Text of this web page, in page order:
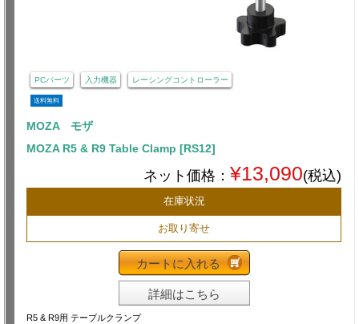
PCパーツ 入力機器 レーシングコントローラー
送料無料
MOZA モザ
MOZA R5 & R9 Table Clamp [RS12]
ネット価格： ¥13,090(税込)
在庫状況
お取り寄せ
カートに入れる
詳細はこちら
R5 & R9用 テーブルクランプ